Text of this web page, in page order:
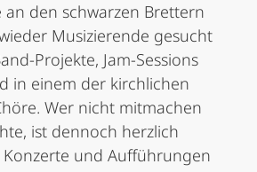
an den schwarzen Brettern
Musizierende gesucht
Projekte, Jam-Sessions
in einem der kirchlichen
Wer nicht mitmachen
ist dennoch herzlich
und Aufführungen